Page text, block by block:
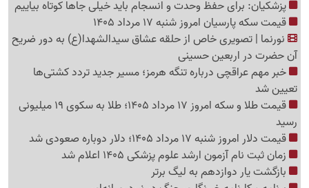
پزشکیان: برای حفظ وحدت و انسجام باید خیلی جاها کوتاه بیاییم
قیمت سکه پارسیان امروز شنبه 17 مرداد 1405
نورنما | تصویری خاص از حلقه عشاق سیدالشهدا(ع) به دور ضریح
آن حضرت در اربعین حسینی
خبر مهم عراقچی درباره تنگه هرمز؛ مسیر جدید تردد کشتی‌ها
تعیین شد
قیمت طلا و سکه امروز 17 مرداد 1405؛ طلا به سکوی 19 میلیونی
رسید
قیمت دلار امروز شنبه 17 مرداد 1405؛ دلار دوباره صعودی شد
زمان ثبت نام آزمون ارشد علوم پزشکی 1405 اعلام شد
بازگشت یار دوازدهم به لیگ برتر